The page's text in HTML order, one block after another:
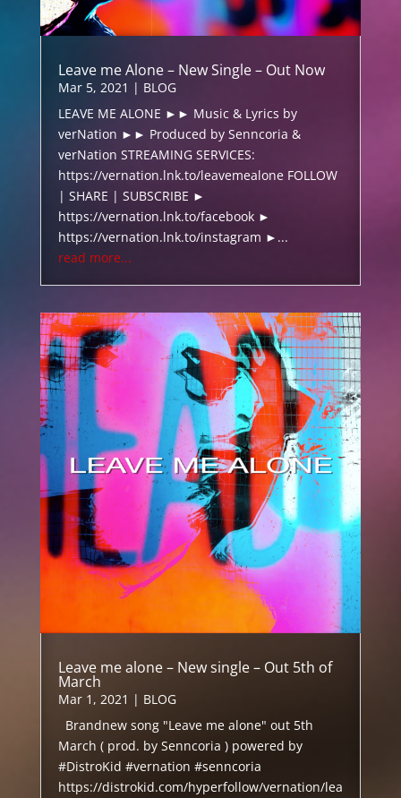
Leave me Alone – New Single – Out Now
Mar 5, 2021 | BLOG
LEAVE ME ALONE ►► Music & Lyrics by
verNation ►► Produced by Senncoria &
verNation STREAMING SERVICES:
https://vernation.lnk.to/leavemealone FOLLOW
| SHARE | SUBSCRIBE ►
https://vernation.lnk.to/facebook ►
https://vernation.lnk.to/instagram ►...
read more...
Leave me alone – New single – Out 5th of
March
Mar 1, 2021 | BLOG
Brandnew song "Leave me alone" out 5th
March ( prod. by Senncoria ) powered by
#DistroKid #vernation #senncoria
https://distrokid.com/hyperfollow/vernation/lea